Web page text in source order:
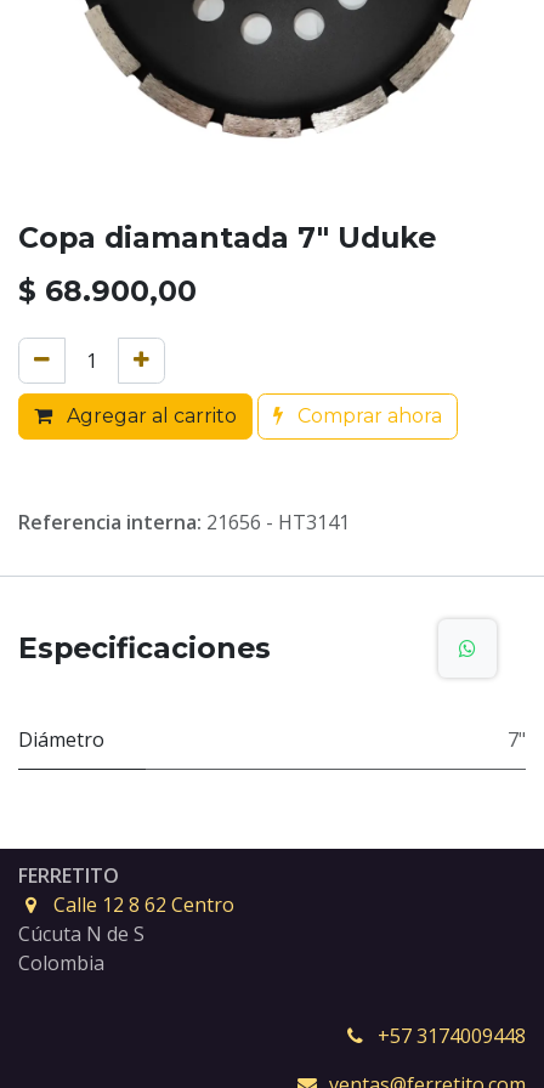
Copa diamantada 7" Uduke
$ 68.900,00
Agregar al carrito Comprar ahora
Referencia interna: 21656 - HT3141
Especificaciones
Diámetro 7"
FERRETITO
Calle 12 8 62 Centro
Cúcuta N de S
Colombia
+57 3174009448